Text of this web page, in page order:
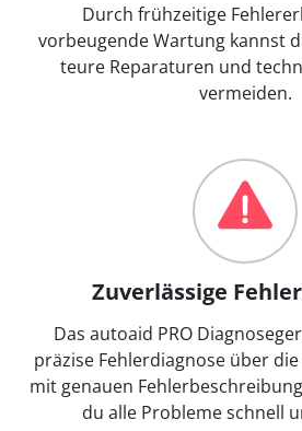
Durch frühzeitige
vorbeugende Wartung kannst
teure Reparaturen und
vermeiden.
Zuverlässige
Das autoaid PRO
präzise Fehlerdiagnose über
mit genauen
du alle Probleme schnell